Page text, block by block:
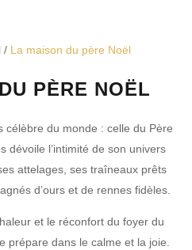
/La maison du père Noël
PÈRE NOËL
célèbre du monde : celle du Père
dévoile l’intimité de son univers
attelages, ses traîneaux prêts
d’ours et de rennes fidèles.
et le réconfort du foyer du
prépare dans le calme et la joie.